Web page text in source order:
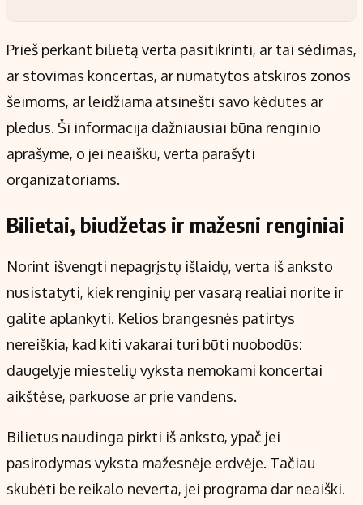
Prieš perkant bilietą verta pasitikrinti, ar tai sėdimas,
ar stovimas koncertas, ar numatytos atskiros zonos
šeimoms, ar leidžiama atsinešti savo kėdutes ar
pledus. Ši informacija dažniausiai būna renginio
aprašyme, o jei neaišku, verta parašyti
organizatoriams.
Bilietai, biudžetas ir mažesni renginiai
Norint išvengti nepagrįstų išlaidų, verta iš anksto
nusistatyti, kiek renginių per vasarą realiai norite ir
galite aplankyti. Kelios brangesnės patirtys
nereiškia, kad kiti vakarai turi būti nuobodūs:
daugelyje miestelių vyksta nemokami koncertai
aikštėse, parkuose ar prie vandens.
Bilietus naudinga pirkti iš anksto, ypač jei
pasirodymas vyksta mažesnėje erdvėje. Tačiau
skubėti be reikalo neverta, jei programa dar neaiški.